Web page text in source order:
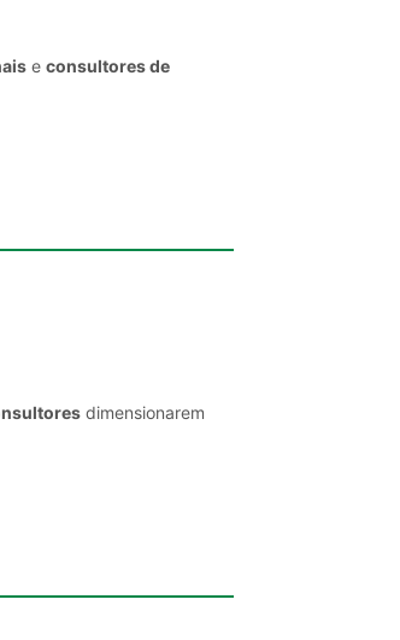
e consultores de
dimensionarem